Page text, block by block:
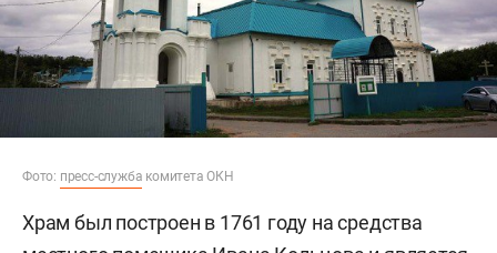
Фото: пресс-служба комитета ОКН
Храм был построен в 1761 году на средства